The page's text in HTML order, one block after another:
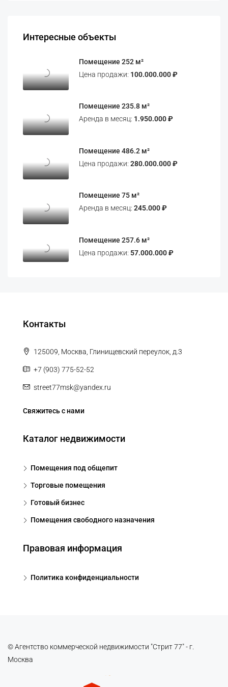
Интересные объекты
Помещение 252 м²
Цена продажи: 100.000.000 ₽
Помещение 235.8 м²
Аренда в месяц: 1.950.000 ₽
Помещение 486.2 м²
Цена продажи: 280.000.000 ₽
Помещение 75 м²
Аренда в месяц: 245.000 ₽
Помещение 257.6 м²
Цена продажи: 57.000.000 ₽
Контакты
125009, Москва, Глинищевский переулок, д.3
+7 (903) 775-52-52
street77msk@yandex.ru
Свяжитесь с нами
Каталог недвижимости
Помещения под общепит
Торговые помещения
Готовый бизнес
Помещения свободного назначения
Правовая информация
Политика конфиденциальности
© Агентство коммерческой недвижимости "Стрит 77" - г.
Москва